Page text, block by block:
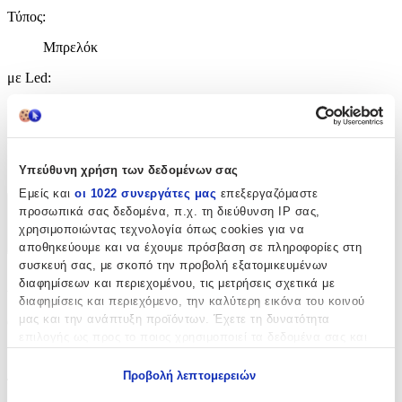
Υπεύθυνη χρήση των δεδομένων σας
Εμείς και οι 1022 συνεργάτες μας επεξεργαζόμαστε
προσωπικά σας δεδομένα, π.χ. τη διεύθυνση IP σας,
χρησιμοποιώντας τεχνολογία όπως cookies για να
αποθηκεύουμε και να έχουμε πρόσβαση σε πληροφορίες στη
συσκευή σας, με σκοπό την προβολή εξατομικευμένων
διαφημίσεων και περιεχομένου, τις μετρήσεις σχετικά με
διαφημίσεις και περιεχόμενο, την καλύτερη εικόνα του κοινού
μας και την ανάπτυξη προϊόντων. Έχετε τη δυνατότητα
Προβολή λεπτομερειών
Τύπος:
Μπρελόκ
με Led:
Χειροποίητο:
Όχι
Χαρακτηριστικά
+
Χαρακτηριστικά
Θέμα
Χριστουγεννιάτικα